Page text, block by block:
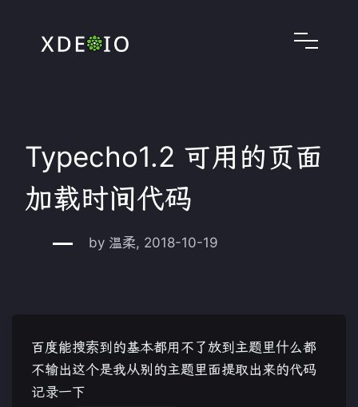
Typecho1.2 可用的页面
加载时间代码
by 温柔, 2018-10-19
百度能搜索到的基本都用不了放到主题里什么都
不输出这个是我从别的主题里面提取出来的代码
记录一下